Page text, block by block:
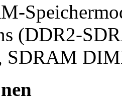
(DDR2-